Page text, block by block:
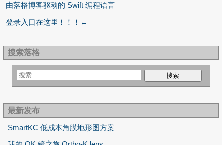
由落格博客驱动的 Swift 编程语言
登录入口在这里！！！←
搜索落格
最新发布
SmartKC 低成本角膜地形图方案